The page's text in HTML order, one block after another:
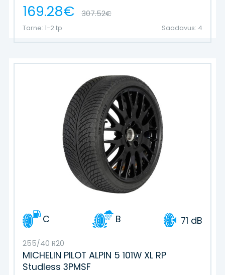
169.28€ 307.52€
Tarne: 1-2 tp Saadavus: 4
C B 71 dB
255/40 R20
MICHELIN PILOT ALPIN 5 101W XL RP
Studless 3PMSF